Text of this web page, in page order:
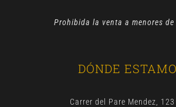
Prohibida la venta a menores de
DÓNDE
Carrer del Pare Mendez,